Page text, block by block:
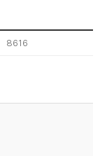
8616